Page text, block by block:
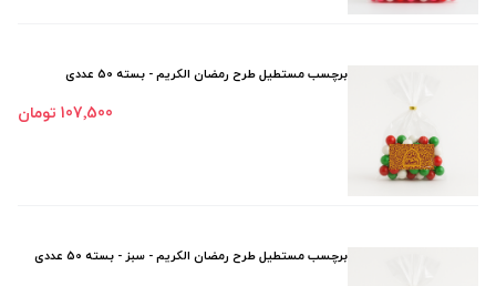
برچسب مستطیل طرح رمضان الکریم - بسته 50 عددی
107٬500 تومان
برچسب مستطیل طرح رمضان الکریم - سبز - بسته 50 عددی